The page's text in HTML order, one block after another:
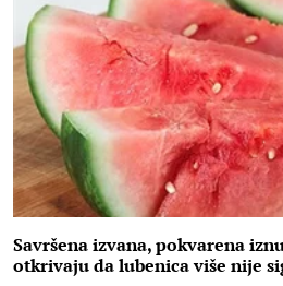
Savršena izvana, pokvarena
otkrivaju da lubenica više nije